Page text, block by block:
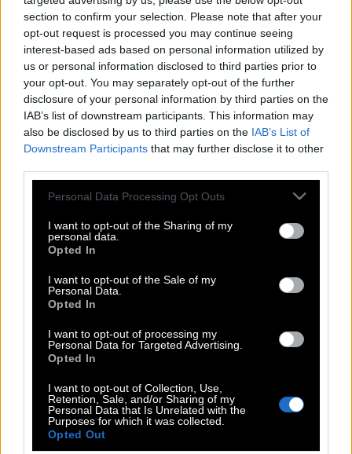
section to confirm your selection. Please note that after your
opt-out request is processed you may continue seeing
interest-based ads based on personal information utilized by
us or personal information disclosed to third parties prior to
your opt-out. You may separately opt-out of the further
disclosure of your personal information by third parties on the
IAB’s list of downstream participants. This information may
also be disclosed by us to third parties on the IAB’s List of
Downstream Participants that may further disclose it to other
Please note that this website/app uses one or more Google
not limited to your visit or usage behaviour. You may click to
grant or deny consent to Google and its third-party tags to
use your data for below specified purposes in below Google
consent section.
Personal Data Processing Opt Outs
I want to opt-out of the Sharing of my
personal data.
Opted In
I want to opt-out of the Sale of my
Personal Data.
Opted In
I want to opt-out of processing my
Personal Data for Targeted Advertising.
Opted In
I want to opt-out of Collection, Use,
Retention, Sale, and/or Sharing of my
Personal Data that Is Unrelated with the
Purposes for which it was collected.
Opted Out
Σαν σήμερα, 15 Νοεμβρίου – Νίκος
Μπελογιάννης | Το συγκλονιστικό
συστατικό που πρέπει να έχει η ζωή
Σαν σήμερα, 20 Δεκεμβρίου | Νίκος
Μπελογιάννης : Το συγκλονιστικό
είναι η αγάπη
Σαν σήμερα, 15 Νοεμβρίου – Νίκος
συστατικό που πρέπει να έχει η ζωή
είναι η αγάπη